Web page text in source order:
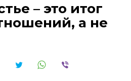
– это итог
а не